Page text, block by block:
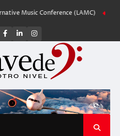
Conference (LAMC) Nuevos Shure
Facebook
LinkedInInstagram